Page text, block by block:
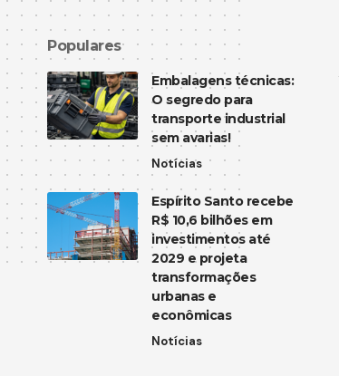
Populares
Embalagens técnicas:
O segredo para
transporte industrial
sem avarias!
Notícias
Espírito Santo recebe
R$ 10,6 bilhões em
investimentos até
2029 e projeta
transformações
urbanas e
econômicas
Notícias